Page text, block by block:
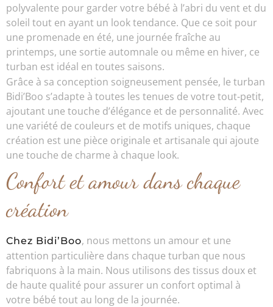
polyvalente pour garder votre bébé à l’abri du vent et du
soleil tout en ayant un look tendance. Que ce soit pour
une promenade en été, une journée fraîche au
printemps, une sortie automnale ou même en hiver, ce
turban est idéal en toutes saisons.
Grâce à sa conception soigneusement pensée, le turban
Bidi’Boo s’adapte à toutes les tenues de votre tout-petit,
ajoutant une touche d’élégance et de personnalité. Avec
une variété de couleurs et de motifs uniques, chaque
création est une pièce originale et artisanale qui ajoute
une touche de charme à chaque look.
Confort et amour dans chaque
création
Chez Bidi’Boo, nous mettons un amour et une
attention particulière dans chaque turban que nous
fabriquons à la main. Nous utilisons des tissus doux et
de haute qualité pour assurer un confort optimal à
votre bébé tout au long de la journée.